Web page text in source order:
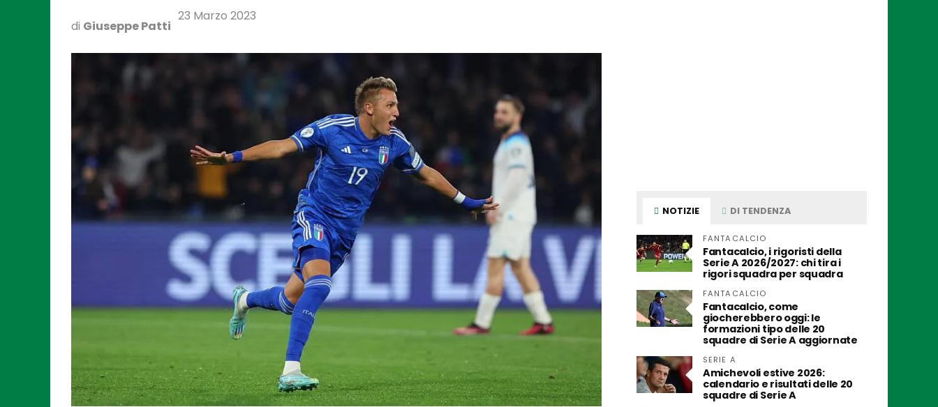
di Giuseppe Patti
23 Marzo 2023
NOTIZIE DI TENDENZA
FANTACALCIO
Fantacalcio, i rigoristi della
Serie A 2026/2027: chi tira i
rigori squadra per squadra
FANTACALCIO
Fantacalcio, come
giocherebbero oggi: le
formazioni tipo delle 20
squadre di Serie A aggiornate
SERIE A
Amichevoli estive 2026:
calendario e risultati delle 20
squadre di Serie A